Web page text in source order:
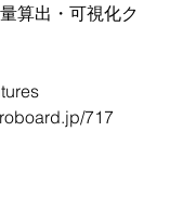
算出・可視化ク
717